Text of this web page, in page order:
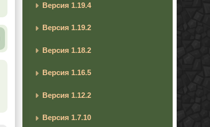
Версия 1.19.4
Версия 1.19.2
Версия 1.18.2
Версия 1.16.5
Версия 1.12.2
Версия 1.7.10